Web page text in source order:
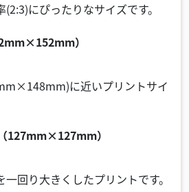
にぴったりなサイズです。
）
に近いプリントサイ
127mm×127mm）
回り大きくしたプリントです。